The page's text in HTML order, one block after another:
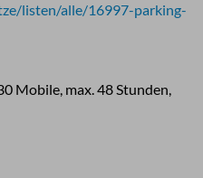
listen/alle/16997-parking-
Mobile, max. 48 Stunden,